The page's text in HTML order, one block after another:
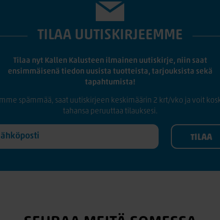
TILAA UUTISKIRJEEMME
Tilaa nyt Kallen Kalusteen ilmainen uutiskirje, niin saat
ensimmäisenä tiedon uusista tuotteista, tarjouksista sekä
tapahtumista!
spämmää, saat uutiskirjeen keskimäärin 2 krt/vko ja voit
tahansa peruuttaa tilauksesi.